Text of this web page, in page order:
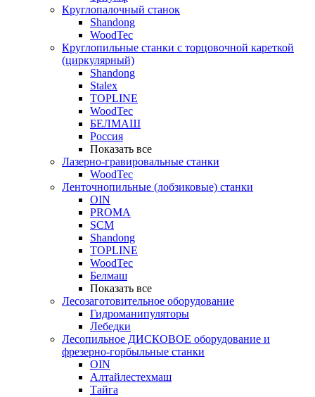
Круглопалочный станок
Shandong
WoodTec
Круглопильные станки с торцовочной кареткой
(циркулярный)
Shandong
Stalex
TOPLINE
WoodTec
БЕЛМАШ
Россия
Показать все
Лазерно-гравировальные станки
WoodTec
Ленточнопильные (лобзиковые) станки
OIN
PROMA
SCM
Shandong
TOPLINE
WoodTec
Белмаш
Показать все
Лесозаготовительное оборудование
Гидроманипуляторы
Лебедки
Лесопильное ДИСКОВОЕ оборудование и
фрезерно-горбыльные станки
OIN
Алтайлестехмаш
Тайга